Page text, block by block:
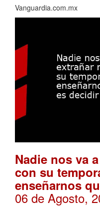
Vanguardia.com.mx
Nadie nos va
con su
enseñarnos
06 de Agosto,